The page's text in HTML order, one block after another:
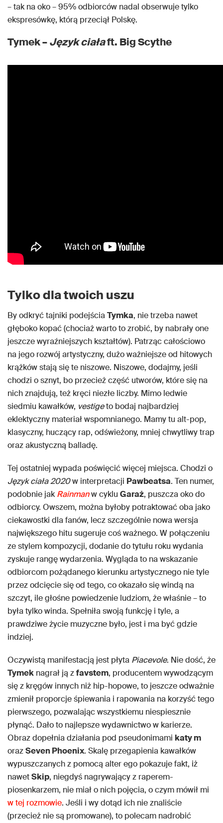
– tak na oko – 95% odbiorców nadal obserwuje tylko
ekspresówkę, którą przeciął Polskę.
Tymek –Język ciałaft. Big Scythe
Tylko dla twoich uszu
By odkryć tajniki podejściaTymka, nie trzeba nawet
głęboko kopać (chociaż warto to zrobić, by nabrały one
jeszcze wyraźniejszych kształtów). Patrząc całościowo
na jego rozwój artystyczny, dużo ważniejsze od hitowych
krążków stają się te niszowe. Niszowe, dodajmy, jeśli
chodzi o sznyt, bo przecież część utworów, które się na
nich znajdują, też kręci niezłe liczby. Mimo ledwie
siedmiu kawałków, vestigeto bodaj najbardziej
eklektyczny materiał wspomnianego. Mamy tu alt-pop,
klasyczny, huczący rap, odświeżony, mniej chwytliwy trap
oraz akustyczną balladę.
Tej ostatniej wypada poświęcić więcej miejsca. Chodzi o
Język ciała 2020w interpretacji Pawbeatsa. Ten numer,
podobnie jakRainmanw cyklu Garaż, puszcza oko do
odbiorcy. Owszem, można byłoby potraktować oba jako
ciekawostki dla fanów, lecz szczególnie nowa wersja
największego hitu sugeruje coś ważnego. W połączeniu
ze stylem kompozycji, dodanie do tytułu roku wydania
zyskuje rangę wydarzenia. Wygląda to na wskazanie
odbiorcom pożądanego kierunku artystycznego nie tyle
przez odcięcie się od tego, co okazało się windą na
szczyt, ile głośne powiedzenie ludziom, że właśnie – to
była tylko winda. Spełniła swoją funkcję i tyle, a
prawdziwe życie muzyczne było, jest i ma być gdzie
indziej.
Oczywistą manifestacją jest płyta Piacevole. Nie dość, że
Tymek nagrał ją zfavstem, producentem wywodzącym
się z kręgów innych niż hip-hopowe, to jeszcze odważnie
zmienił proporcje śpiewania i rapowania na korzyść tego
pierwszego, pozwalając wszystkiemu niespiesznie
płynąć. Dało to najlepsze wydawnictwo w karierze.
Obraz dopełnia działania pod pseudonimami katy m
orazSeven Phoenix. Skalę przegapienia kawałków
wypuszczanych z pomocą alter ego pokazuje fakt, iż
nawetSkip, niegdyś nagrywający z raperem-
piosenkarzem, nie miał o nich pojęcia, o czym mówił mi
w tej rozmowie. Jeśli i wy dotąd ich nie znaliście
(przecież nie są promowane), to polecam nadrobić